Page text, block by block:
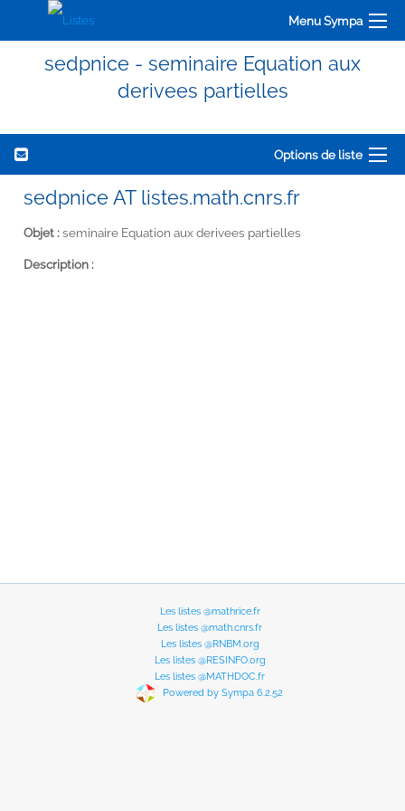
Menu Sympa
sedpnice - seminaire Equation aux
derivees partielles
Options de liste
sedpnice AT listes.math.cnrs.fr
Objet :seminaire Equation aux derivees partielles
Description :
Les listes @mathrice.fr
Les listes @math.cnrs.fr
Les listes @RNBM.org
Les listes @RESINFO.org
Les listes @MATHDOC.fr
Powered by Sympa 6.2.52